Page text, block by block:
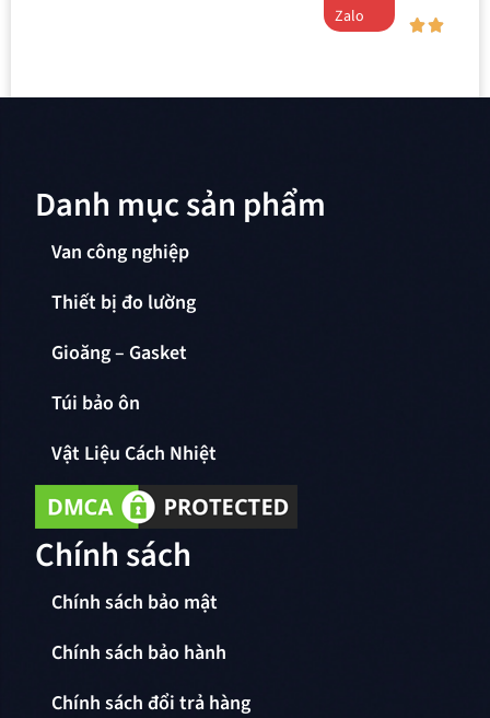
Zalo
Danh mục sản phẩm
Van công nghiệp
Thiết bị đo lường
Gioăng – Gasket
Túi bảo ôn
Vật Liệu Cách Nhiệt
Chính sách
Chính sách bảo mật
Chính sách bảo hành
Chính sách đổi trả hàng